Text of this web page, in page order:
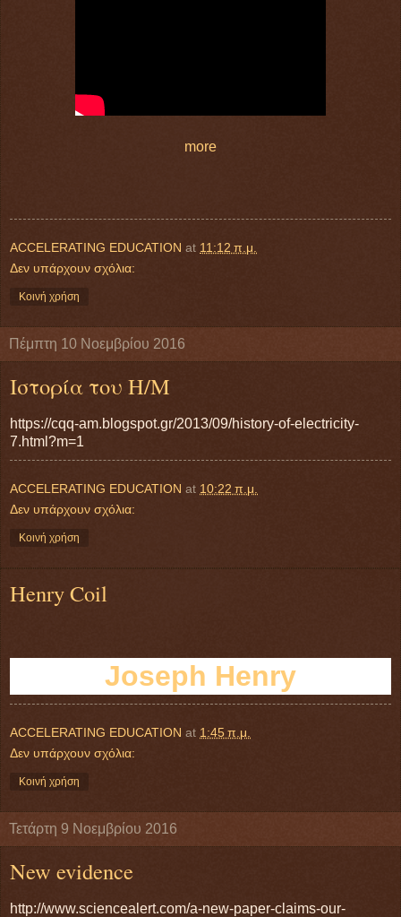
more
ACCELERATING EDUCATION at 11:12 π.μ.
Δεν υπάρχουν σχόλια:
Κοινή χρήση
Πέμπτη 10 Νοεμβρίου 2016
Ιστορία του Η/Μ
https://cqq-am.blogspot.gr/2013/09/history-of-electricity-
7.html?m=1
ACCELERATING EDUCATION at 10:22 π.μ.
Δεν υπάρχουν σχόλια:
Κοινή χρήση
Henry Coil
Joseph Henry
ACCELERATING EDUCATION at 1:45 π.μ.
Δεν υπάρχουν σχόλια:
Κοινή χρήση
Τετάρτη 9 Νοεμβρίου 2016
New evidence
http://www.sciencealert.com/a-new-paper-claims-our-